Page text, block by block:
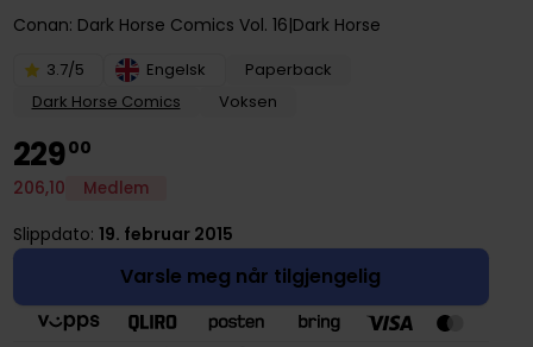
Conan: Dark Horse Comics Vol. 16 Dark Horse
3.7/5 Engelsk
Paperback
Dark Horse Comics
Voksen
22900
206,10 Medlem
Slippdato: 19. februar 2015
Varsle meg når tilgjengelig